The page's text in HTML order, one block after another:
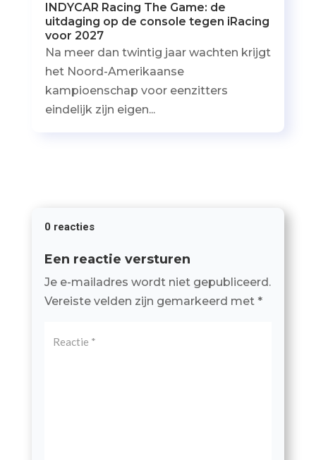
INDYCAR Racing The Game: de
uitdaging op de console tegen iRacing
voor 2027
Na meer dan twintig jaar wachten krijgt
het Noord-Amerikaanse
kampioenschap voor eenzitters
eindelijk zijn eigen...
0 reacties
Een reactie versturen
Je e-mailadres wordt niet gepubliceerd.
Vereiste velden zijn gemarkeerd met *